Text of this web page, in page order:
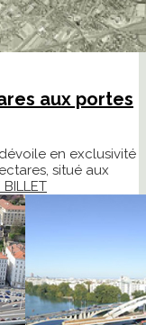
aux portes
en exclusivité
situé aux
BILLET